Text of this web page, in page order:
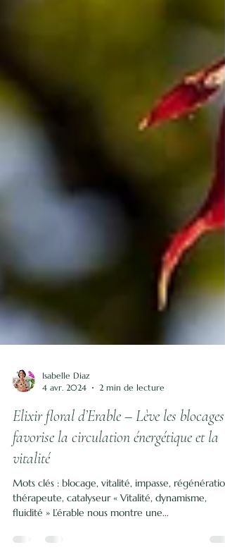
Isabelle Diaz
4 avr. 2024
2 min de lecture
Elixir floral d’Erable – Lève les blocages
vitalité
Mots clés : blocage, vitalité, impasse,
fluidité » L’érable nous montre une...